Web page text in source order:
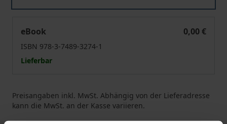
eBook
0,00 €
ISBN 978-3-7489-3274-1
Lieferbar
Preisangaben inkl. MwSt. Abhängig von der Lieferadresse
kann die MwSt. an der Kasse variieren.